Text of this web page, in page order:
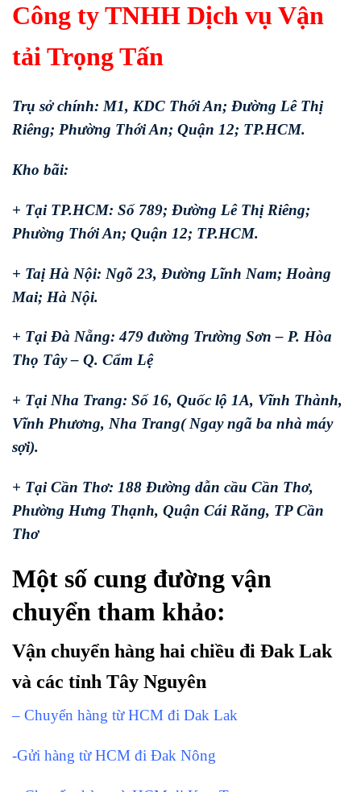
Công ty TNHH Dịch vụ Vận
tải Trọng Tấn
Trụ sở chính: M1, KDC Thới An; Đường Lê Thị
Riêng; Phường Thới An; Quận 12; TP.HCM.
Kho bãi:
+ Tại TP.HCM: Số 789; Đường Lê Thị Riêng;
Phường Thới An; Quận 12; TP.HCM.
+ Taị Hà Nội: Ngõ 23, Đường Lĩnh Nam; Hoàng
Mai; Hà Nội.
+ Tại Đà Nẵng: 479 đường Trường Sơn – P. Hòa
Thọ Tây – Q. Cẩm Lệ
+ Tại Nha Trang: Số 16, Quốc lộ 1A, Vĩnh Thành,
Vĩnh Phương, Nha Trang( Ngay ngã ba nhà máy
sợi).
+ Tại Cần Thơ: 188 Đường dẫn cầu Cần Thơ,
Phường Hưng Thạnh, Quận Cái Răng, TP Cần
Thơ
Một số cung đường vận
chuyển tham khảo:
Vận chuyển hàng hai chiều đi Đak Lak
và các tỉnh Tây Nguyên
– Chuyển hàng từ HCM đi Dak Lak
-Gửi hàng từ HCM đi Đak Nông